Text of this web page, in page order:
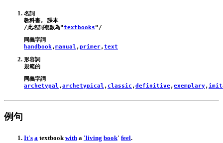
名詞
教科書, 課本
/此名詞複數為"textbooks
handbook,manual ,primer,text
形容詞
archetypal ,archetypical , classic ,definitive,exemplary,
例句
It's a textbook with a 'living book' feel.